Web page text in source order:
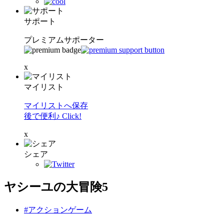
サポート
プレミアムサポーター
x
マイリスト
マイリストへ保存
後で便利♪ Click!
x
シェア
ヤシーユの大冒険5
#アクションゲーム